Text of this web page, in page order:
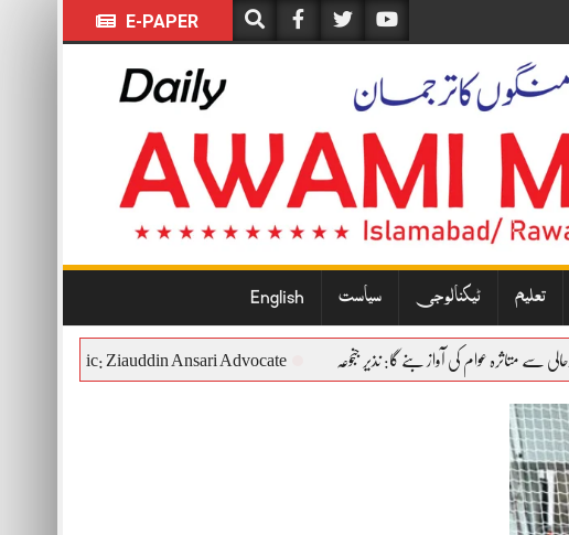
E-PAPER
تعلیم ٹیکنالوجی سیاست English
and Democratic: Ziauddin Ansari Advocate